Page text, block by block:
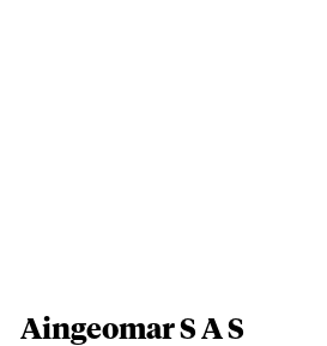
Aingeomar S A S